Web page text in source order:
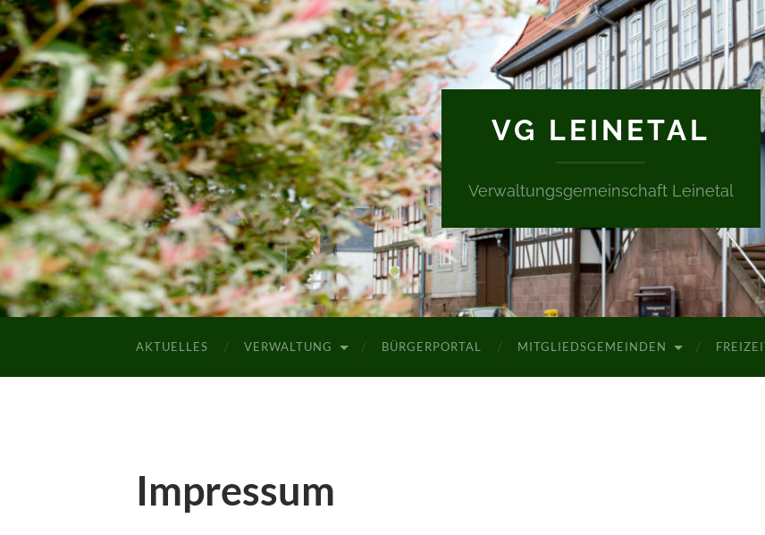
VG LEINETAL
Verwaltungsgemeinschaft Leinetal
AKTUELLES VERWALTUNG BÜRGERPORTAL MITGLIEDSGEMEINDEN
Impressum